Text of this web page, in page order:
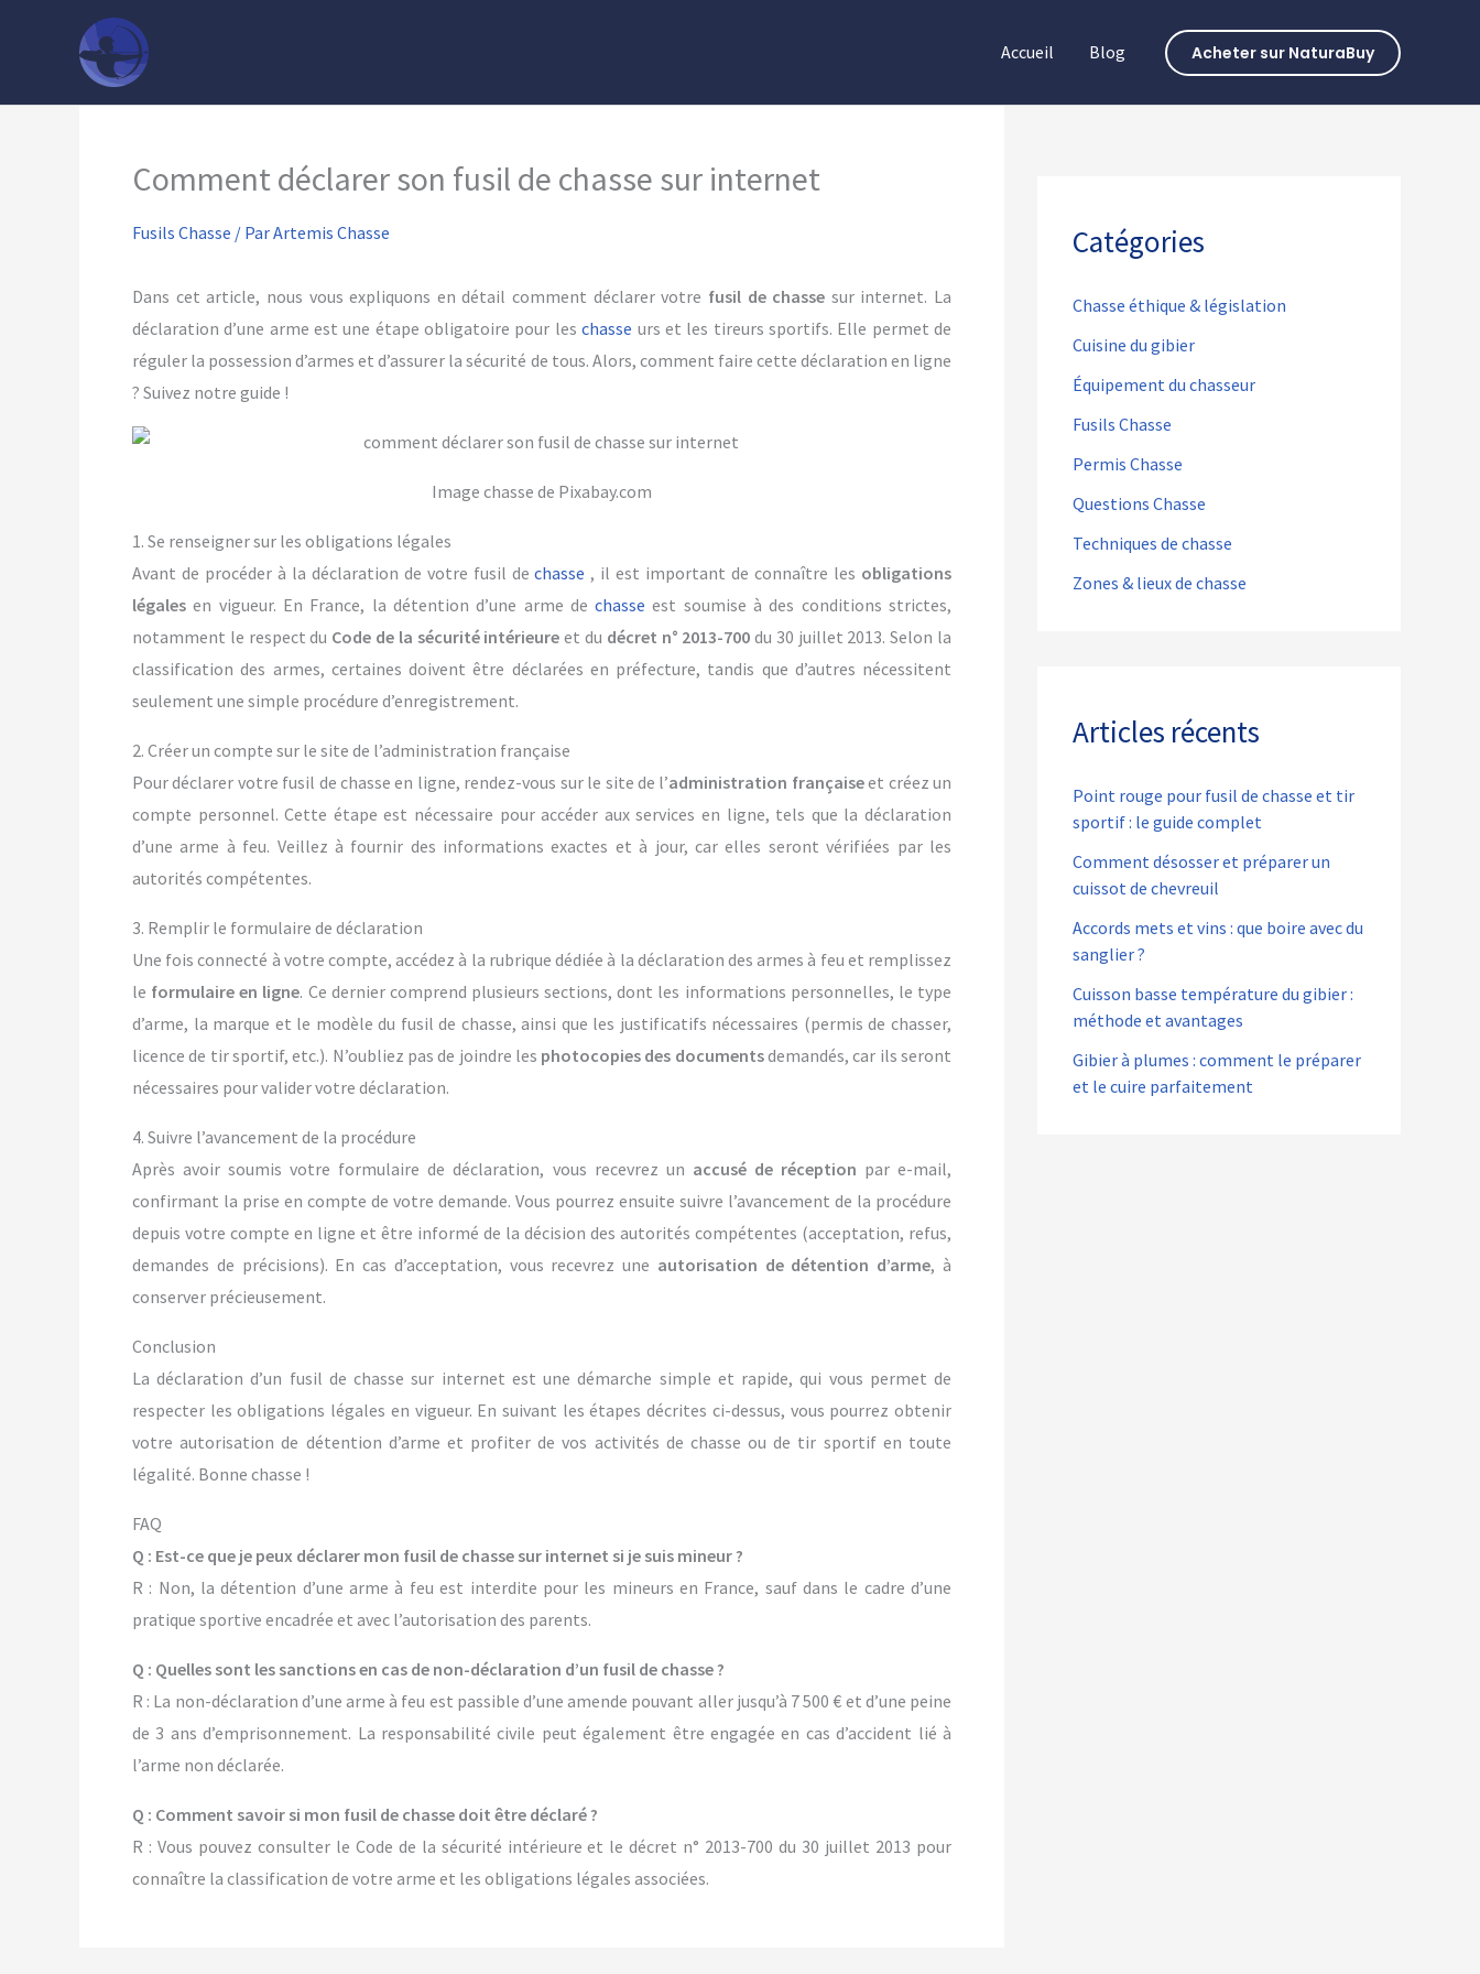
Accueil Blog Acheter sur NaturaBuy
Comment déclarer son fusil de chasse sur internet
Fusils Chasse / ParArtemis Chasse
Dans cet article, nous vous expliquons en détail comment déclarer votre fusil de chasse sur internet. La
déclaration d’une arme est une étape obligatoire pour leschasse urs et les tireurs sportifs. Elle permet de
réguler la possession d’armes et d’assurer la sécurité de tous. Alors, comment faire cette déclaration en ligne
? Suivez notre guide !
Image chasse de Pixabay.com
1. Se renseigner sur les obligations légales
Avant de procéder à la déclaration de votre fusil dechasse , il est important de connaître les obligations
légales en vigueur. En France, la détention d’une arme dechasse est soumise à des conditions strictes,
notamment le respect du Code de la sécurité intérieure et du décret n° 2013-700 du 30 juillet 2013. Selon la
classification des armes, certaines doivent être déclarées en préfecture, tandis que d’autres nécessitent
seulement une simple procédure d’enregistrement.
2. Créer un compte sur le site de l’administration française
Pour déclarer votre fusil de chasse en ligne, rendez-vous sur le site de l’administration françaiseet créez un
compte personnel. Cette étape est nécessaire pour accéder aux services en ligne, tels que la déclaration
d’une arme à feu. Veillez à fournir des informations exactes et à jour, car elles seront vérifiées par les
autorités compétentes.
3. Remplir le formulaire de déclaration
Une fois connecté à votre compte, accédez à la rubrique dédiée à la déclaration des armes à feu et remplissez
le formulaire en ligne. Ce dernier comprend plusieurs sections, dont les informations personnelles, le type
d’arme, la marque et le modèle du fusil de chasse, ainsi que les justificatifs nécessaires (permis de chasser,
licence de tir sportif, etc.). N’oubliez pas de joindre les photocopies des documentsdemandés, car ils seront
nécessaires pour valider votre déclaration.
4. Suivre l’avancement de la procédure
Après avoir soumis votre formulaire de déclaration, vous recevrez un accusé de réception par e-mail,
confirmant la prise en compte de votre demande. Vous pourrez ensuite suivre l’avancement de la procédure
depuis votre compte en ligne et être informé de la décision des autorités compétentes (acceptation, refus,
demandes de précisions). En cas d’acceptation, vous recevrez une autorisation de détention d’arme, à
conserver précieusement.
Conclusion
La déclaration d’un fusil de chasse sur internet est une démarche simple et rapide, qui vous permet de
respecter les obligations légales en vigueur. En suivant les étapes décrites ci-dessus, vous pourrez obtenir
votre autorisation de détention d’arme et profiter de vos activités de chasse ou de tir sportif en toute
légalité. Bonne chasse !
FAQ
Q : Est-ce que je peux déclarer mon fusil de chasse sur internet si je suis mineur ?
R : Non, la détention d’une arme à feu est interdite pour les mineurs en France, sauf dans le cadre d’une
pratique sportive encadrée et avec l’autorisation des parents.
Q : Quelles sont les sanctions en cas de non-déclaration d’un fusil de chasse ?
R : La non-déclaration d’une arme à feu est passible d’une amende pouvant aller jusqu’à 7 500 € et d’une peine
de 3 ans d’emprisonnement. La responsabilité civile peut également être engagée en cas d’accident lié à
l’arme non déclarée.
Q : Comment savoir si mon fusil de chasse doit être déclaré ?
R : Vous pouvez consulter le Code de la sécurité intérieure et le décret n° 2013-700 du 30 juillet 2013 pour
connaître la classification de votre arme et les obligations légales associées.
Catégories
Chasse éthique & législation
Cuisine du gibier
Équipement du chasseur
Fusils Chasse
Permis Chasse
Questions Chasse
Techniques de chasse
Zones & lieux de chasse
Articles récents
Point rouge pour fusil de chasse et tir
sportif : le guide complet
Comment désosser et préparer un
cuissot de chevreuil
Accords mets et vins : que boire avec du
sanglier ?
Cuisson basse température du gibier :
méthode et avantages
Gibier à plumes : comment le préparer
et le cuire parfaitement